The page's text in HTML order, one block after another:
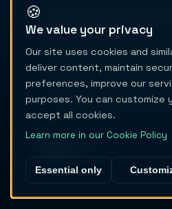
Used lots of apps but this
can log my attack fast. I
from my previous tracker.
is accurate so I can
record my periods to
hormone-triggered
🍪
We value your privacy
Our site uses cookies and
deliver content, maintain
preferences, improve our
purposes. You can customize
accept all cookies.
Learn more in our Cookie Policy
Essential only